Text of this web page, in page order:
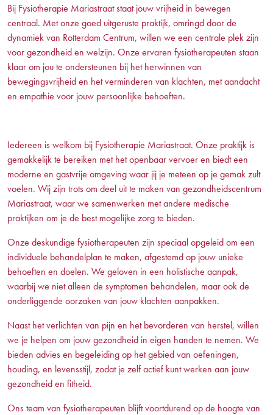
Bij Fysiotherapie Mariastraat staat jouw vrijheid in bewegen
centraal. Met onze goed uitgeruste praktijk, omringd door de
dynamiek van Rotterdam Centrum, willen we een centrale plek zijn
voor gezondheid en welzijn. Onze ervaren fysiotherapeuten staan
klaar om jou te ondersteunen bij het herwinnen van
bewegingsvrijheid en het verminderen van klachten, met aandacht
en empathie voor jouw persoonlijke behoeften.
Iedereen is welkom bij Fysiotherapie Mariastraat. Onze praktijk is
gemakkelijk te bereiken met het openbaar vervoer en biedt een
moderne en gastvrije omgeving waar jij je meteen op je gemak zult
voelen. Wij zijn trots om deel uit te maken van gezondheidscentrum
Mariastraat, waar we samenwerken met andere medische
praktijken om je de best mogelijke zorg te bieden.
Onze deskundige fysiotherapeuten zijn speciaal opgeleid om een
individuele behandelplan te maken, afgestemd op jouw unieke
behoeften en doelen. We geloven in een holistische aanpak,
waarbij we niet alleen de symptomen behandelen, maar ook de
onderliggende oorzaken van jouw klachten aanpakken.
Naast het verlichten van pijn en het bevorderen van herstel, willen
we je helpen om jouw gezondheid in eigen handen te nemen. We
bieden advies en begeleiding op het gebied van oefeningen,
houding, en levensstijl, zodat je zelf actief kunt werken aan jouw
gezondheid en fitheid.
Ons team van fysiotherapeuten blijft voortdurend op de hoogte van